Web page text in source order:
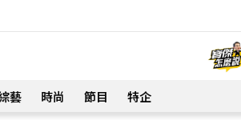
藝 時尚 節目 特企